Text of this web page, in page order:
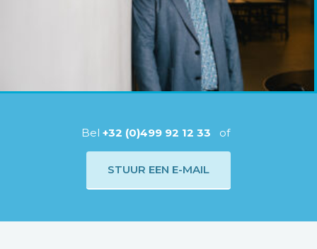
Bel +32 (0)499 92 12 33 of
STUUR EEN E-MAIL